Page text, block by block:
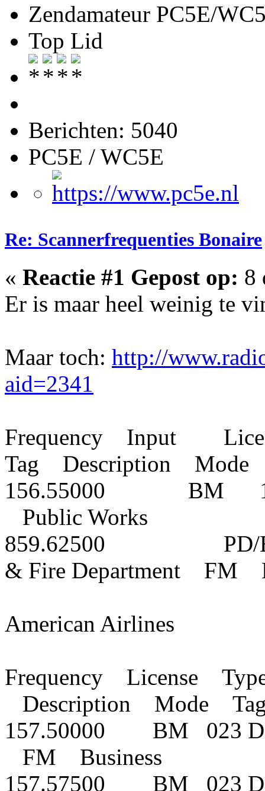
Zendamateur PC5E/
Top Lid
Berichten: 5040
PC5E / WC5E
Re: Scannerfrequenties Bonaire
« Reactie #1 Gepost op: 8
Er is maar heel weinig te
Maar toch: http://
aid=2341
Frequency Input
Tag Description Mode
156.55000 BM 11
Public Works
859.62500 PD/
& Fire Department FM
American Airlines
Frequency License
Description Mode
157.50000 BM 023
FM Business
157.57500 BM 023